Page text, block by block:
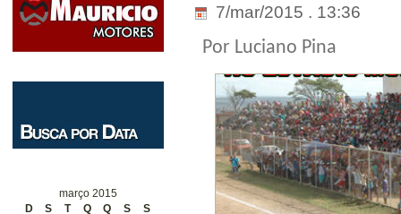
março 2015
D
S T Q Q S S
7/mar/2015 . 13:36
Por Luciano Pina